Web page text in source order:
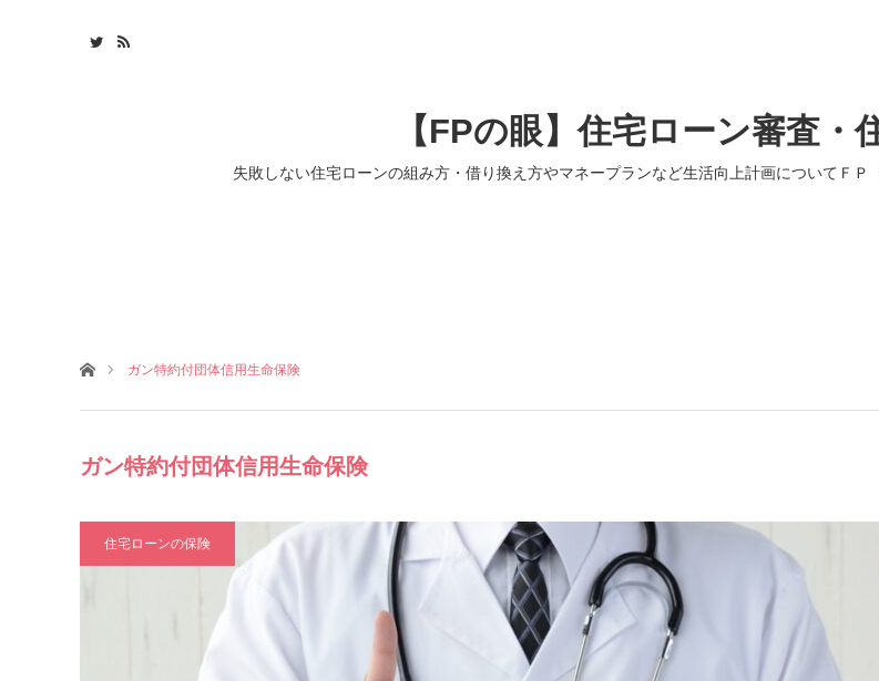
【FPの眼】住宅ローン審査・
失敗しない住宅ローンの組み方・借り換え方やマネープランなど生活向上計画についてＦ
ホームガン特約付団体信用生命保険
ガン特約付団体信用生命保険
住宅ローンの保険